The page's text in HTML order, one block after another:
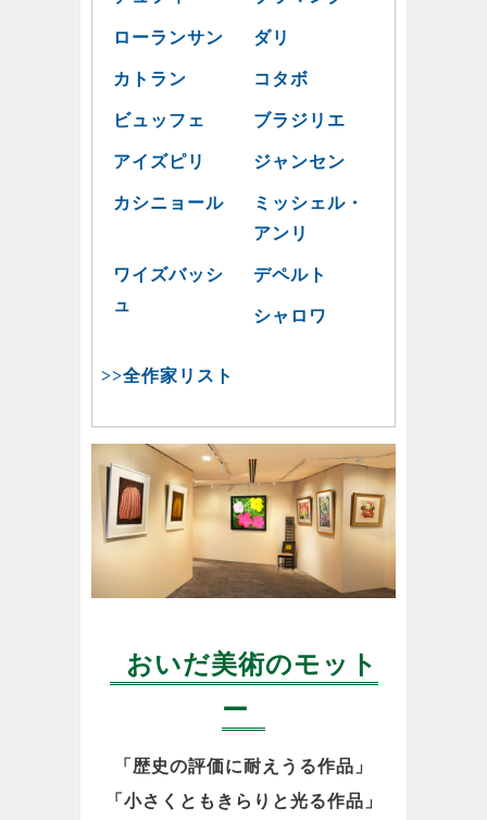
ローランサン ダリ
カトラン コタボ
ビュッフェ ブラジリエ
アイズピリ ジャンセン
カシニョール
ミッシェル・
アンリ
ワイズバッシ
ュ
デペルト
シャロワ
>>全作家リスト
おいだ美術のモット
ー
「歴史の評価に耐えうる作品」
「小さくともきらりと光る作品」